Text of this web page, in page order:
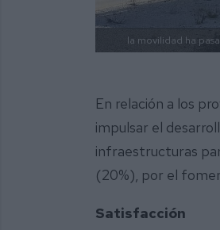
la movilidad ha
En relación a los
impulsar el
infraestructuras
(20%), por el
Satisfacción